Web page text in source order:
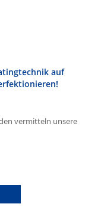
auf
vermitteln unsere